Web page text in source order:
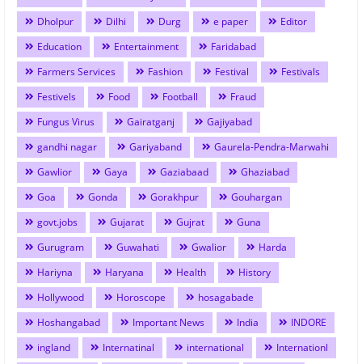
Dholpur
Dilhi Durg e paper
Editor
Education
Entertainment
Faridabad
Farmers Services
Fashion Festival
Festivals
Festivels
Food Football
Fraud
Fungus Virus
Gairatganj
Gajiyabad
gandhi nagar
Gariyaband
Gaurela-Pendra-Marwahi
Gawlior
Gaya Gaziabaad
Ghaziabad
Goa
Gonda Gorakhpur
Gouhargan
govt.jobs
Gujarat Gujrat
Guna
Gurugram
Guwahati Gwalior
Harda
Hariyna
Haryana Health
History
Hollywood
Horoscope
hosagabade
Hoshangabad
Important News India
INDORE
ingland
Internatinal international
Internationl